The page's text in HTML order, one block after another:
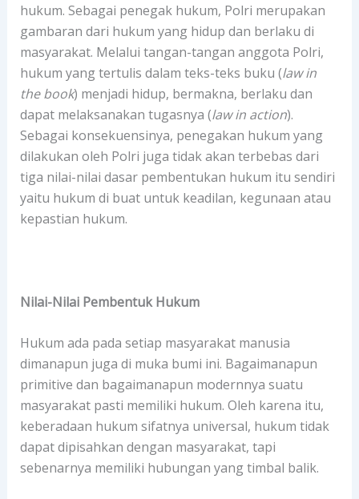
hukum. Sebagai penegak hukum, Polri merupakan
gambaran dari hukum yang hidup dan berlaku di
masyarakat. Melalui tangan-tangan anggota Polri,
hukum yang tertulis dalam teks-teks buku (law in
the book) menjadi hidup, bermakna, berlaku dan
dapat melaksanakan tugasnya (law in action).
Sebagai konsekuensinya, penegakan hukum yang
dilakukan oleh Polri juga tidak akan terbebas dari
tiga nilai-nilai dasar pembentukan hukum itu sendiri
yaitu hukum di buat untuk keadilan, kegunaan atau
kepastian hukum.
Nilai-Nilai Pembentuk Hukum
Hukum ada pada setiap masyarakat manusia
dimanapun juga di muka bumi ini. Bagaimanapun
primitive dan bagaimanapun modernnya suatu
masyarakat pasti memiliki hukum. Oleh karena itu,
keberadaan hukum sifatnya universal, hukum tidak
dapat dipisahkan dengan masyarakat, tapi
sebenarnya memiliki hubungan yang timbal balik.